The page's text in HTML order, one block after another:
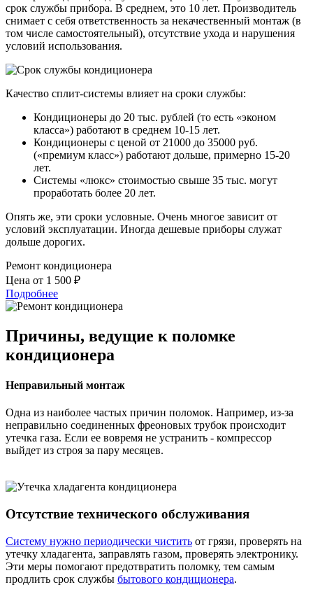
срок службы прибора. В среднем, это 10 лет. Производитель
снимает с себя ответственность за некачественный монтаж (в
том числе самостоятельный), отсутствие ухода и нарушения
условий использования.
Качество сплит-системы влияет на сроки службы:
Кондиционеры до 20 тыс. рублей (то есть «эконом
класса») работают в среднем 10-15 лет.
Кондиционеры с ценой от 21000 до 35000 руб.
(«премиум класс») работают дольше, примерно 15-20
лет.
Системы «люкс» стоимостью свыше 35 тыс. могут
проработать более 20 лет.
Опять же, эти сроки условные. Очень многое зависит от
условий эксплуатации. Иногда дешевые приборы служат
дольше дорогих.
Ремонт кондиционера
Цена от 1 500 ₽
Подробнее
Причины, ведущие к поломке
кондиционера
Неправильный монтаж
Одна из наиболее частых причин поломок. Например, из-за
неправильно соединенных фреоновых трубок происходит
утечка газа. Если ее вовремя не устранить - компрессор
выйдет из строя за пару месяцев.
Отсутствие технического обслуживания
Систему нужно периодически чистить от грязи, проверять на
утечку хладагента, заправлять газом, проверять электронику.
Эти меры помогают предотвратить поломку, тем самым
продлить срок службы бытового кондиционера.